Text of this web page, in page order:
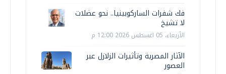
فك شفرات الساركوبينيا.. نحو عضلات
لا تشيخ
الأربعاء، 05 اغسطس 2026 12:00 م
الآثار المصرية وتأثيرات الزلازل عبر
العصور